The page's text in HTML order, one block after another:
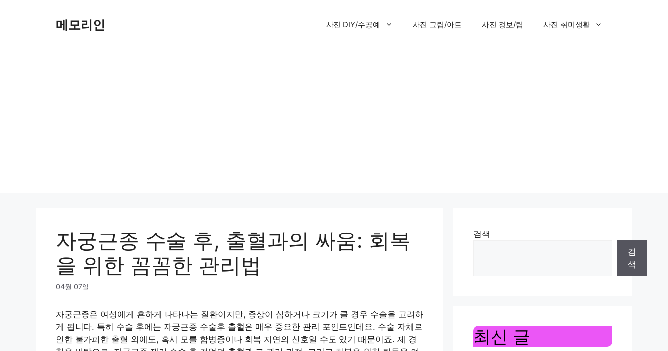
메모리인 사진 DIY/수공예 사진 그림/아트 사진 정보/팁 사진 취미생활
자궁근종 수술 후, 출혈과의 싸움: 회복
을 위한 꼼꼼한 관리법
04월 07일
자궁근종은 여성에게 흔하게 나타나는 질환이지만, 증상이 심하거나 크기가 클 경우 수술을 고려하
게 됩니다. 특히 수술 후에는 자궁근종 수술후 출혈은 매우 중요한 관리 포인트인데요. 수술 자체로
인한 불가피한 출혈 외에도, 혹시 모를 합병증이나 회복 지연의 신호일 수도 있기 때문이죠. 제 경
검색
검
색
최신 글